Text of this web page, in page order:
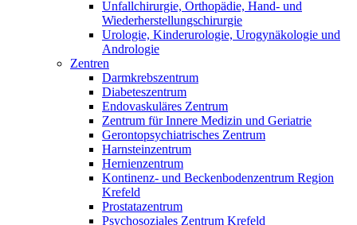
Unfallchirurgie, Orthopädie, Hand- und
Wiederherstellungschirurgie
Urologie, Kinderurologie, Urogynäkologie und
Andrologie
Zentren
Darmkrebszentrum
Diabeteszentrum
Endovaskuläres Zentrum
Zentrum für Innere Medizin und Geriatrie
Gerontopsychiatrisches Zentrum
Harnsteinzentrum
Hernienzentrum
Kontinenz- und Beckenbodenzentrum Region
Krefeld
Prostatazentrum
Psychosoziales Zentrum Krefeld